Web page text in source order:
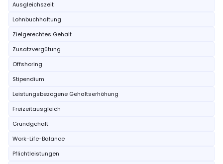
Ausgleichszeit
Lohnbuchhaltung
Zielgerechtes Gehalt
Zusatzvergütung
Offshoring
Stipendium
Leistungsbezogene Gehaltserhöhung
Freizeitausgleich
Grundgehalt
Work-Life-Balance
Pflichtleistungen